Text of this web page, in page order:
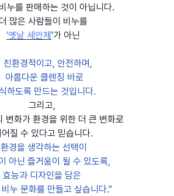
누를 판매하는 것이 아닙니다.
더 많은 사람들이 비누를
'옛날 세안제 '가 아닌
친환경적이고, 안전하며,
아름다운 클렌징 바로
하도록 만드는 것입니다.
그리고,
변화가 환경을 위한 더 큰 변화로
어질 수 있다고 믿습니다.
경을 생각하는 선택이
아닌 즐거움이 될 수 있도록,
효능과 디자인을 담은
누 문화를 만들고 싶습니다."